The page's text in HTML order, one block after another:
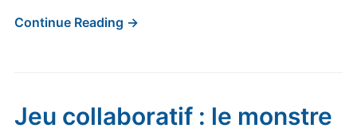
Continue Reading →
Jeu collaboratif : le monstre